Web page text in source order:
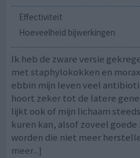
Effectiviteit
Hoeveelheid bijwerkingen
Ik heb de zware versie
met staphylokokken en
ebbin mijn leven veel
hoort zeker tot de latere
lijkt ook of mijn lichaam
kuren kan, alsof zoveel
worden die niet meer
meer...]